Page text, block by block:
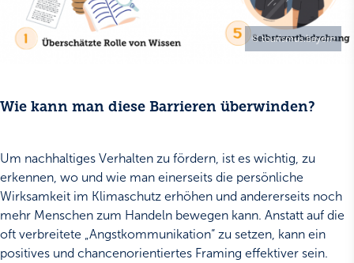
© tourismus.bayern
Wie kann man diese Barrieren überwinden?
Um nachhaltiges Verhalten zu fördern, ist es wichtig, zu
erkennen, wo und wie man einerseits die persönliche
Wirksamkeit im Klimaschutz erhöhen und andererseits noch
mehr Menschen zum Handeln bewegen kann. Anstatt auf die
oft verbreitete „Angstkommunikation“ zu setzen, kann ein
positives und chancenorientiertes Framing effektiver sein.